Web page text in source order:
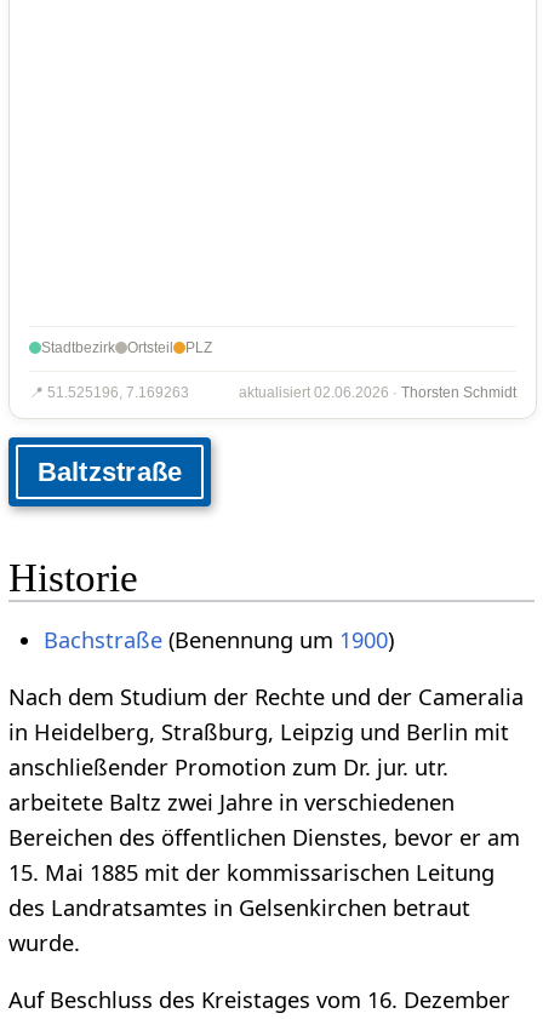
Stadtbezirk Ortsteil PLZ
📍 51.525196, 7.169263 aktualisiert 02.06.2026 ·Thorsten Schmidt
Baltzstraße
Historie
Bachstraße (Benennung um 1900)
Nach dem Studium der Rechte und der Cameralia
in Heidelberg, Straßburg, Leipzig und Berlin mit
anschließender Promotion zum Dr. jur. utr.
arbeitete Baltz zwei Jahre in verschiedenen
Bereichen des öffentlichen Dienstes, bevor er am
15. Mai 1885 mit der kommissarischen Leitung
des Landratsamtes in Gelsenkirchen betraut
wurde.
Auf Beschluss des Kreistages vom 16. Dezember